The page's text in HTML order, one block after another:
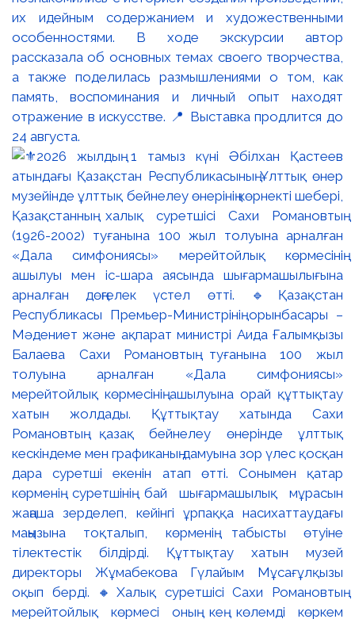
их идейным содержанием и художественными
особенностями. В ходе экскурсии автор
рассказала об основных темах своего творчества,
а также поделилась размышлениями о том, как
память, воспоминания и личный опыт находят
отражение в искусстве. 📍 Выставка продлится до
24 августа.